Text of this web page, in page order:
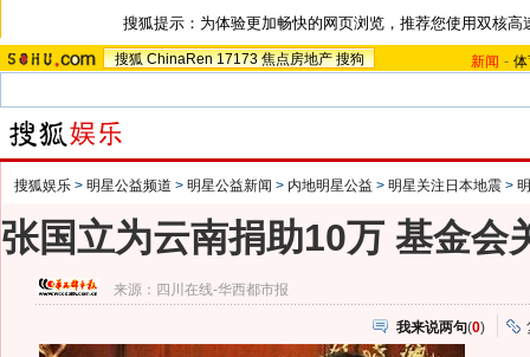
搜狐提示：为体验更加畅快的网页浏览，推荐您使用双核高
搜狐 ChinaRen 17173 焦点房地产 搜狗 新闻 -
搜狐娱乐 > 明星公益频道 > 明星公益新闻 > 内地明星公益 > 明星关注日本地震 >
张国立为云南捐助10万 基金会
来源： 四川在线-华西都市报
我来说两句(0)